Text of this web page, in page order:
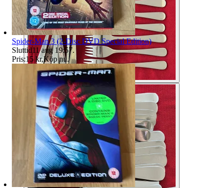
Spider-Man 3 (2-Disc DVD Special Edition)
Sluttid11 aug 19:57.
Pris:15 kr,Köp nu.